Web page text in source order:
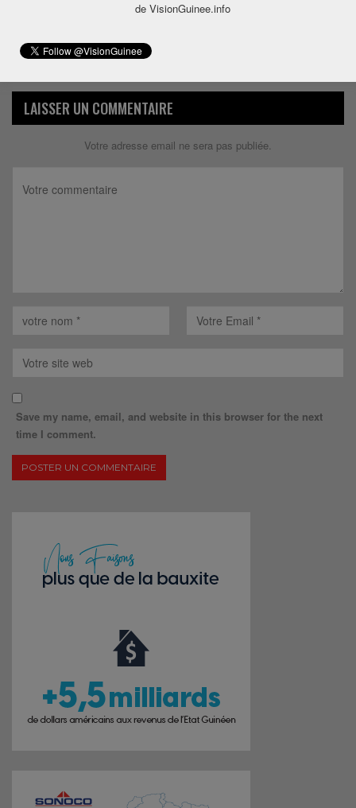
LAISSER UN COMMENTAIRE
Votre adresse email ne sera pas publiée.
Save my name, email, and website in this browser for the next
time I comment.
de VisionGuinee.info